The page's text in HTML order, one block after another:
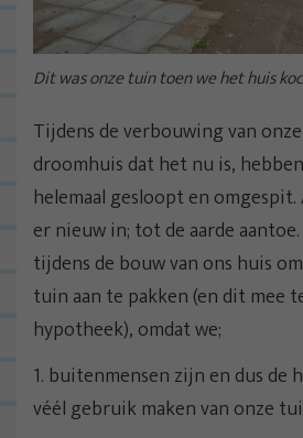
Dit was onze tuin toen we het huis
Tijdens de verbouwing van
droomhuis dat het nu is,
helemaal gesloopt en
er nieuw in; tot de aarde
tijdens de bouw van ons huis
tuin aan te pakken (en dit mee
hypotheek), omdat we;
1. buitenmensen zijn en dus de
véél gebruik maken van onze